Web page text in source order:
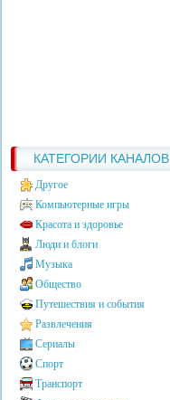
КАТЕГОРИИ КАНАЛОВ
Другое
Компьютерные игры
Красота и здоровье
Люди и блоги
Музыка
Общество
Путешествия и события
Развлечения
Сериалы
Спорт
Транспорт